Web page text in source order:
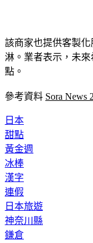
該商家也提供客製
淋。業者表示，未
點。
參考資料 Sora News
日本
甜點
黃金週
冰棒
漢字
連假
日本旅遊
神奈川縣
鎌倉